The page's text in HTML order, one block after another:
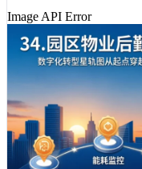
Image API Error